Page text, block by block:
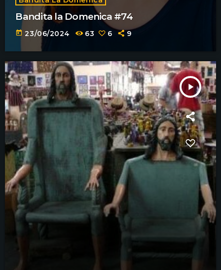
Bandita la Domenica #74
today 23/06/2024 63 6 9
play_arrow